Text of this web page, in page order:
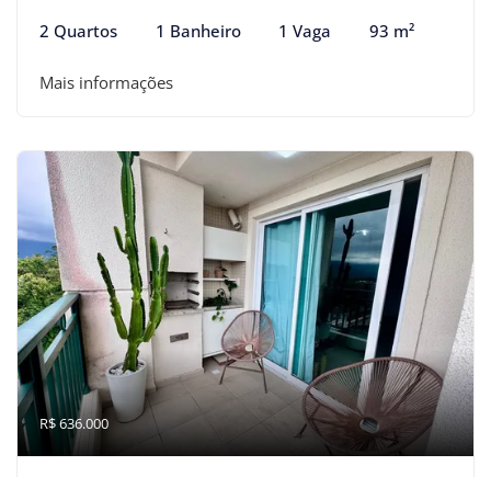
2 Quartos 1 Banheiro 1 Vaga 93 m²
Mais informações
R$ 636.000